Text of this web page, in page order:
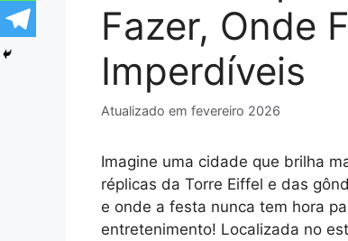
Fazer, Onde
Imperdíveis
Atualizado em fevereiro 2026
Imagine uma cidade que brilha
réplicas da Torre Eiffel e das
e onde a festa nunca tem hora
entretenimento! Localizada no